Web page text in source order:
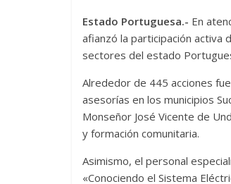
Estado Portuguesa.- En
afianzó la participación activa
sectores del estado
Alrededor de 445 acciones
asesorías en los municipios
Monseñor José Vicente de
y formación comunitaria.
Asimismo, el personal
«Conociendo el Sistema